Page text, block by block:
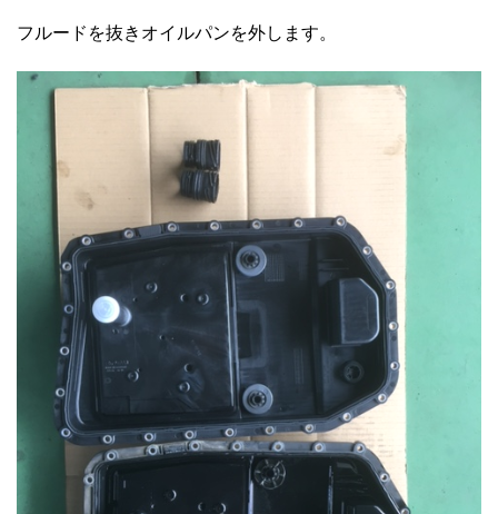
フルードを抜きオイルパンを外します。